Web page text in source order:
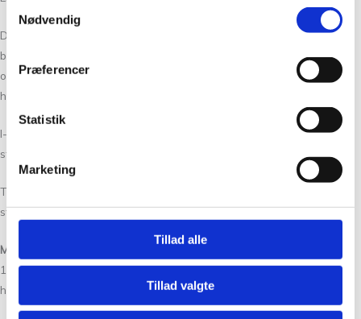
Nødvendig
Præferencer
Statistik
Marketing
Tillad alle
Tillad valgte
Du skal bruge to rundpinde, størrelse 4,5 mm (80-100 cm), da du skal
bruge begge pinde til aflukningen med tre pinde, når du samler bag-
og forstykket. Den ekstra pind kan også holde de masker, der skal
hvile, mens du fortsætter med at strikke med den anden.
I-Cord-kanterne, som bruges til at afslutte både krop og ærmer,
strikkes også på en pind 4,5 mm.
Til den del af kanten, der løber langs halsen, skal du bruge 3,5 mm
strømpepinde – du skal bruge tre pinde.
Måler
16/17 m x 25/26 p = 10 x 10 cm i perlestrikningsmønster fordoblet i
højden på pinde 4,5 mm frem og tilbage.